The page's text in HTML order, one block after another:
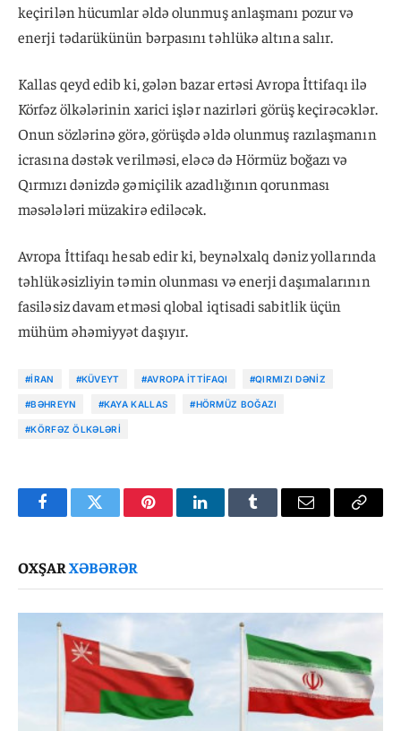
keçirilən hücumlar əldə olunmuş anlaşmanı pozur və
enerji tədarükünün bərpasını təhlükə altına salır.
Kallas qeyd edib ki, gələn bazar ertəsi Avropa İttifaqı ilə
Körfəz ölkələrinin xarici işlər nazirləri görüş keçirəcəklər.
Onun sözlərinə görə, görüşdə əldə olunmuş razılaşmanın
icrasına dəstək verilməsi, eləcə də Hörmüz boğazı və
Qırmızı dənizdə gəmiçilik azadlığının qorunması
məsələləri müzakirə ediləcək.
Avropa İttifaqı hesab edir ki, beynəlxalq dəniz yollarında
təhlükəsizliyin təmin olunması və enerji daşımalarının
fasiləsiz davam etməsi qlobal iqtisadi sabitlik üçün
mühüm əhəmiyyət daşıyır.
#İRAN #KÜVEYT #AVROPA İTTIFAQI #QIRMIZI DƏNIZ
#BƏHREYN #KAYA KALLAS #HÖRMÜZ BOĞAZI
#KÖRFƏZ ÖLKƏLƏRI
FacebookTwitter PinterestLinkedInTumblr Email
Copy
OXŞARXƏBƏRƏR